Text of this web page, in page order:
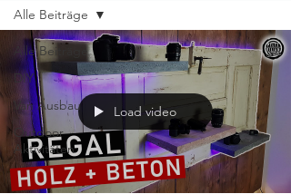
Alle Beiträge
DIY
Van Ausbau
Outdoor
Aktivitäten
Alle Beiträge
Load video